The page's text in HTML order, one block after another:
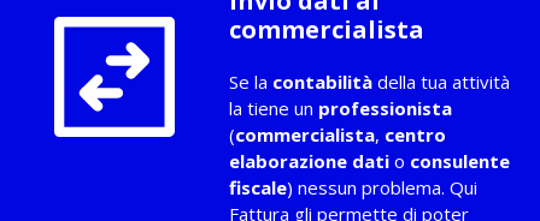
commercialista
Se la contabilità della tua attività
la tiene un professionista
(commercialista, centro
elaborazione dati o consulente
fiscale) nessun problema. Qui
Fattura gli permette di poter